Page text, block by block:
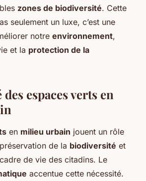
zones de biodiversité. Cette
seulement un luxe, c’est une
notre environnement,
et la protection de la
espaces verts en
en milieu urbain jouent un rôle
de la biodiversité et
de vie des citadins. Le
accentue cette nécessité.